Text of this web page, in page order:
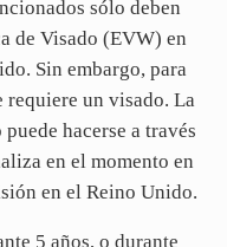
sólo deben
de Visado (EVW) en
Sin embargo, para
requiere un visado. La
hacerse a través
en el momento en
en el Reino Unido.
5 años, o durante